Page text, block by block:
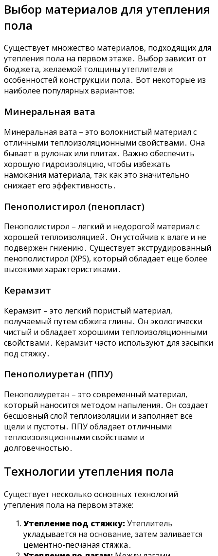
Выбор материалов для утепления
пола
Существует множество материалов, подходящих для
утепления пола на первом этаже․ Выбор зависит от
бюджета, желаемой толщины утеплителя и
особенностей конструкции пола․ Вот некоторые из
наиболее популярных вариантов:
Минеральная вата
Минеральная вата – это волокнистый материал с
отличными теплоизоляционными свойствами․ Она
бывает в рулонах или плитах․ Важно обеспечить
хорошую гидроизоляцию, чтобы избежать
намокания материала, так как это значительно
снижает его эффективность․
Пенополистирол (пенопласт)
Пенополистирол – легкий и недорогой материал с
хорошей теплоизоляцией․ Он устойчив к влаге и не
подвержен гниению․ Существует экструдированный
пенополистирол (XPS), который обладает еще более
высокими характеристиками․
Керамзит
Керамзит – это легкий пористый материал,
получаемый путем обжига глины․ Он экологически
чистый и обладает хорошими теплоизоляционными
свойствами․ Керамзит часто используют для засыпки
под стяжку․
Пенополиуретан (ППУ)
Пенополиуретан – это современный материал,
который наносится методом напыления․ Он создает
бесшовный слой теплоизоляции и заполняет все
щели и пустоты․ ППУ обладает отличными
теплоизоляционными свойствами и
долговечностью․
Технологии утепления пола
Существует несколько основных технологий
утепления пола на первом этаже:
Утепление под стяжку: Утеплитель
укладывается на основание, затем заливается
цементно-песчаная стяжка․